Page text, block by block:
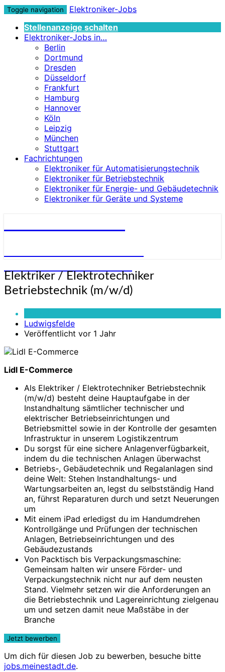
Toggle navigation
Elektroniker-Jobs
Stellenanzeige schalten
Elektroniker-Jobs in…
Berlin
Dortmund
Dresden
Düsseldorf
Frankfurt
Hamburg
Hannover
Köln
Leipzig
München
Stuttgart
Fachrichtungen
Elektroniker für Automatisierungstechnik
Elektroniker für Betriebstechnik
Elektroniker für Energie- und Gebäudetechnik
Elektroniker für Geräte und Systeme
Elektriker
/
Elektrotechniker
(m/w/d)
Elektriker / Elektrotechniker
Betriebstechnik (m/w/d)
Ludwigsfelde
Veröffentlicht vor 1 Jahr
Lidl E-Commerce
Als Elektriker / Elektrotechniker Betriebstechnik
(m/w/d) besteht deine Hauptaufgabe in der
Instandhaltung sämtlicher technischer und
elektrischer Betriebseinrichtungen und
Betriebsmittel sowie in der Kontrolle der gesamten
Infrastruktur in unserem Logistikzentrum
Du sorgst für eine sichere Anlagenverfügbarkeit,
indem du die technischen Anlagen überwachst
Betriebs-, Gebäudetechnik und Regalanlagen sind
deine Welt: Stehen Instandhaltungs- und
Wartungsarbeiten an, legst du selbstständig Hand
an, führst Reparaturen durch und setzt Neuerungen
um
Mit einem iPad erledigst du im Handumdrehen
Kontrollgänge und Prüfungen der technischen
Anlagen, Betriebseinrichtungen und des
Gebäudezustands
Von Packtisch bis Verpackungsmaschine:
Gemeinsam halten wir unsere Förder- und
Verpackungstechnik nicht nur auf dem neusten
Stand. Vielmehr setzen wir die Anforderungen an
die Betriebstechnik und Lagereinrichtung zielgenau
um und setzen damit neue Maßstäbe in der
Branche
Um dich für diesen Job zu bewerben, besuche bitte
jobs.meinestadt.de.